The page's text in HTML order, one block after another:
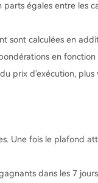
égales entre les
sont calculées en
en
prix d'exécution,
Une fois le plafond
dans les 7